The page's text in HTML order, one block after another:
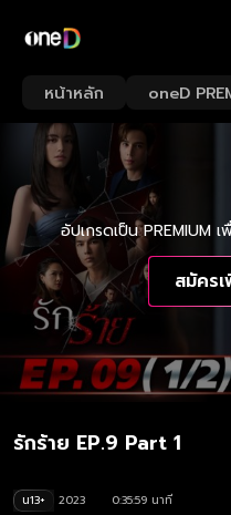
หน้าหลัก oneD
อัปเกรดเป็น PREMIUM
สมัคร
รักร้าย EP.9 Part 1
น13+ 2023
0:35:59 นาที